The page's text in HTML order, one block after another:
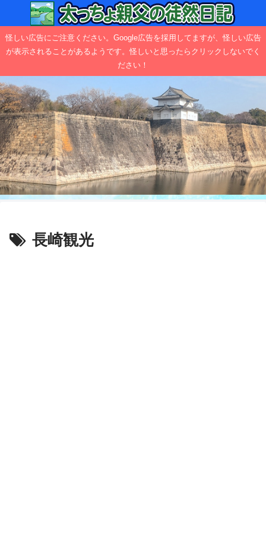
怪しい広告にご注意ください。Google広告を採用してますが、怪しい広告
が表示されることがあるようです。怪しいと思ったらクリックしないでく
ださい！
長崎観光